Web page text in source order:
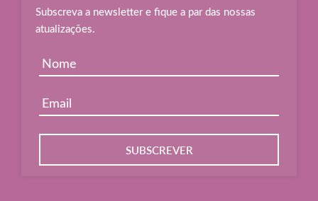
Subscreva a newsletter e fique a par das nossas
atualizações.